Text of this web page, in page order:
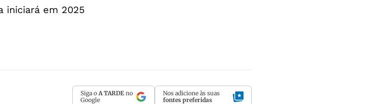
iniciará em 2025
Siga o A TARDE no
Google
Nos adicione às suas
fontes preferidas